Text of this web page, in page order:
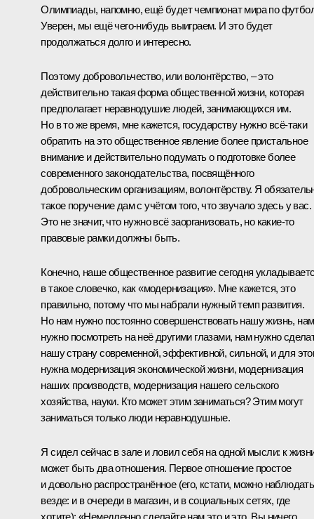
Олимпиады, напомню, ещё будет чемпионат мира по
Уверен, мы ещё чего‑нибудь выиграем. И это будет
продолжаться долго и интересно.
Поэтому добровольчество, или волонтёрство, – это
действительно такая форма общественной жизни, которая
предполагает неравнодушие людей, занимающихся им.
Но в то же время, мне кажется, государству нужно всё‑таки
обратить на это общественное явление более пристальное
внимание и действительно подумать о подготовке более
современного законодательства, посвящённого
добровольческим организациям, волонтёрству. Я
такое поручение дам с учётом того, что звучало здесь у вас.
Это не значит, что нужно всё заорганизовать, но какие‑то
правовые рамки должны быть.
Конечно, наше общественное развитие сегодня
в такое словечко, как «модернизация». Мне кажется, это
правильно, потому что мы набрали нужный темп развития.
Но нам нужно постоянно совершенствовать нашу жизнь, нам
нужно посмотреть на неё другими глазами, нам нужно
нашу страну современной, эффективной, сильной, и для
нужна модернизация экономической жизни, модернизация
наших производств, модернизация нашего сельского
хозяйства, науки. Кто может этим заниматься? Этим могут
заниматься только люди неравнодушные.
Я сидел сейчас в зале и ловил себя на одной мысли: к
может быть два отношения. Первое отношение простое
и довольно распространённое (его, кстати, можно наблюдать
везде: и в очереди в магазин, и в социальных сетях, где
хотите): «Немедленно сделайте нам это и это. Вы ничего